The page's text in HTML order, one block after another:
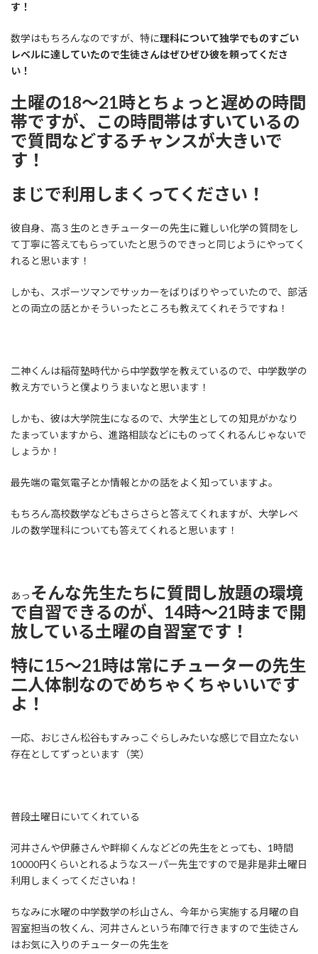
す！
数学はもちろんなのですが、特に理科について独学でものすごい
レベルに達していたので生徒さんはぜひぜひ彼を頼ってくださ
い！
土曜の18～21時とちょっと遅めの時間
帯ですが、この時間帯はすいているの
で質問などするチャンスが大きいで
す！
まじで利用しまくってください！
彼自身、高３生のときチューターの先生に難しい化学の質問をし
て丁寧に答えてもらっていたと思うのできっと同じようにやってく
れると思います！
しかも、スポーツマンでサッカーをばりばりやっていたので、部活
との両立の話とかそういったところも教えてくれそうですね！
二神くんは稲荷塾時代から中学数学を教えているので、中学数学の
教え方でいうと僕よりうまいなと思います！
しかも、彼は大学院生になるので、大学生としての知見がかなり
たまっていますから、進路相談などにものってくれるんじゃないで
しょうか！
最先端の電気電子とか情報とかの話をよく知っていますよ。
もちろん高校数学などもさらさらと答えてくれますが、大学レベ
ルの数学理科についても答えてくれると思います！
あっ そんな先生たちに質問し放題の環境
で自習できるのが、14時～21時まで開
放している土曜の自習室です！
特に15～21時は常にチューターの先生
二人体制なのでめちゃくちゃいいです
よ！
一応、おじさん松谷もすみっこぐらしみたいな感じで目立たない
存在としてずっといます（笑）
普段土曜日にいてくれている
河井さんや伊藤さんや畔柳くんなどどの先生をとっても、1時間
10000円くらいとれるようなスーパー先生ですので是非是非土曜日
利用しまくってくださいね！
ちなみに水曜の中学数学の杉山さん、今年から実施する月曜の自
習室担当の牧くん、河井さんという布陣で行きますので生徒さん
はお気に入りのチューターの先生を